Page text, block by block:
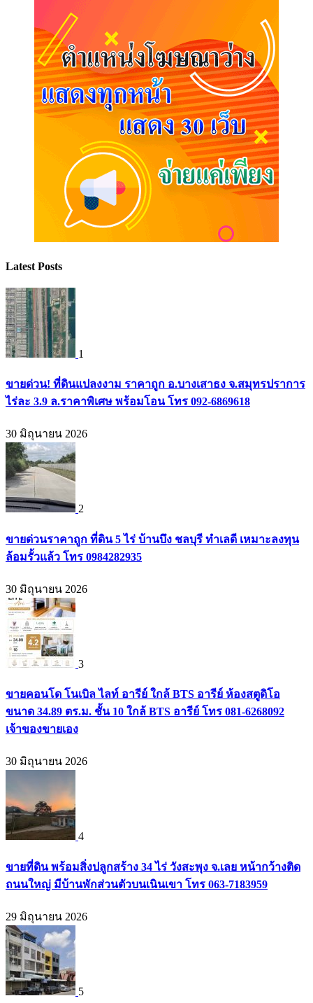
Latest Posts
1
ขายด่วน! ที่ดินแปลงงาม ราคาถูก อ.บางเสาธง จ.สมุทรปราการ
ไร่ละ 3.9 ล.ราคาพิเศษ พร้อมโอน โทร 092-6869618
30 มิถุนายน 2026
2
ขายด่วนราคาถูก ที่ดิน 5 ไร่ บ้านบึง ชลบุรี ทำเลดี เหมาะลงทุน
ล้อมรั้วแล้ว โทร 0984282935
30 มิถุนายน 2026
3
ขายคอนโด โนเบิล ไลท์ อารีย์ ใกล้ BTS อารีย์ ห้องสตูดิโอ
ขนาด 34.89 ตร.ม. ชั้น 10 ใกล้ BTS อารีย์ โทร 081-6268092
เจ้าของขายเอง
30 มิถุนายน 2026
4
ขายที่ดิน พร้อมสิ่งปลูกสร้าง 34 ไร่ วังสะพุง จ.เลย หน้ากว้างติด
ถนนใหญ่ มีบ้านพักส่วนตัวบนเนินเขา โทร 063-7183959
29 มิถุนายน 2026
5